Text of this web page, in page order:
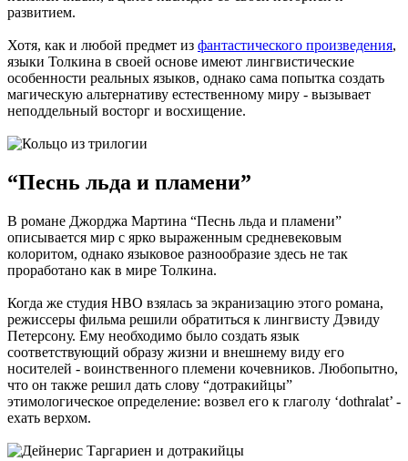
развитием.
Хотя, как и любой предмет из фантастического произведения,
языки Толкина в своей основе имеют лингвистические
особенности реальных языков, однако сама попытка создать
магическую альтернативу естественному миру - вызывает
неподдельный восторг и восхищение.
“Песнь льда и пламени”
В романе Джорджа Мартина “Песнь льда и пламени”
описывается мир с ярко выраженным средневековым
колоритом, однако языковое разнообразие здесь не так
проработано как в мире Толкина.
Когда же студия HBO взялась за экранизацию этого романа,
режиссеры фильма решили обратиться к лингвисту Дэвиду
Петерсону. Ему необходимо было создать язык
соответствующий образу жизни и внешнему виду его
носителей - воинственного племени кочевников. Любопытно,
что он также решил дать слову “дотракийцы”
этимологическое определение: возвел его к глаголу ‘dothralat’ -
ехать верхом.